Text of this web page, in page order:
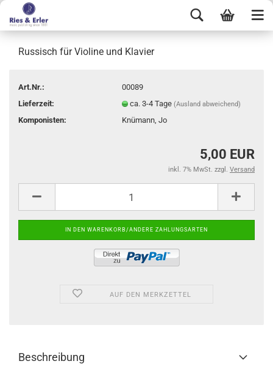
Russisch für Violine und Klavier
Art.Nr.:
00089
Lieferzeit:
ca. 3-4 Tage(Ausland abweichend)
Komponisten: Knümann, Jo
5,00 EUR
inkl. 7% MwSt. zzgl. Versand
AUF DEN MERKZETTEL
Beschreibung